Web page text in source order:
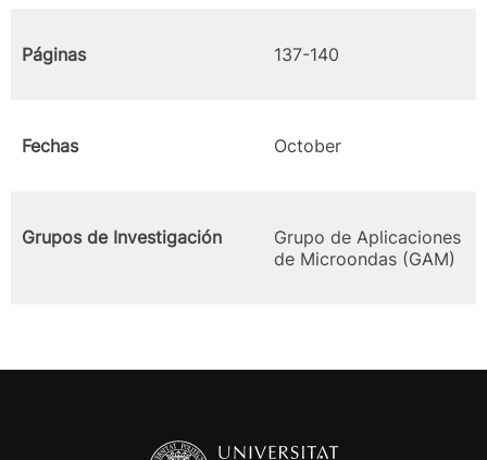
Páginas 137-140
Fechas October
Grupos de Investigación
Grupo de Aplicaciones
de Microondas (GAM)